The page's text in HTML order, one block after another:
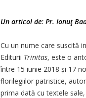
Un articol de: Pr. Ionuţ
Cu un nume care suscită
Editurii Trinitas, este o
între 15 iunie 2018 și 17
florilegiilor patristice,
prima dată cu textele